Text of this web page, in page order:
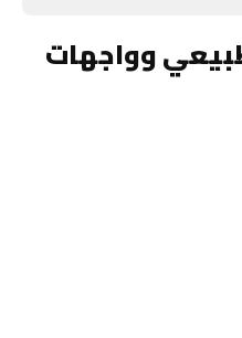
وواجهات